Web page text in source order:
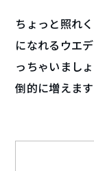
ちょっと照れ
になれるウエ
っちゃいまし
倒的に増えます